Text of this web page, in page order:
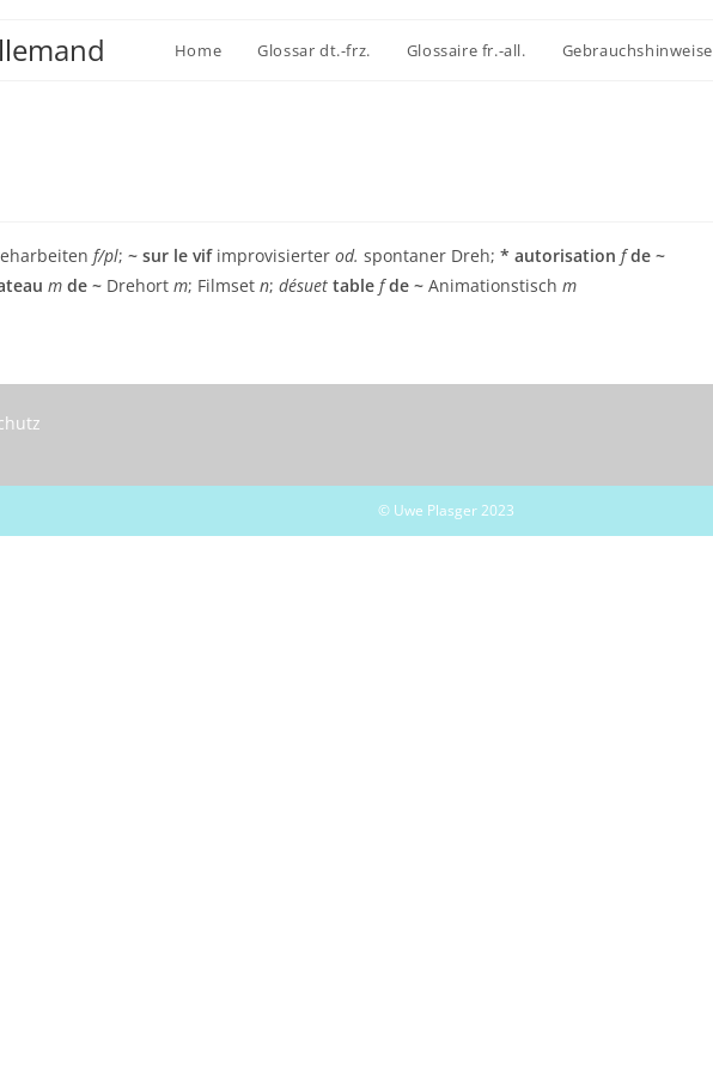
Home Glossar dt.-frz. Glossaire fr.-all. Gebrauchshinweise
f/pl; ~ sur le vifimprovisierter od. spontaner Dreh; * autorisation fde ~
m de ~ Drehort m; Filmset n; désuet table fde ~ Animationstisch m
© Uwe Plasger 2023